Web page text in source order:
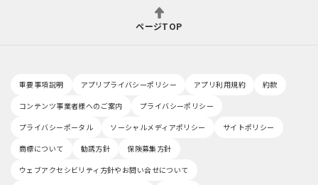
ページTOP
重要事項説明 アプリプライバシーポリシー アプリ利用規約
約款
コンテンツ事業者様へのご案内
プライバシーポリシー
プライバシーポータル
ソーシャルメディアポリシー
サイトポリシー
商標について
勧誘方針
保険募集方針
ウェブアクセシビリティ方針やお問い合せについて